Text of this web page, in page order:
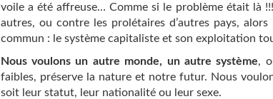
voile a été affreuse… Comme si le problème était là
autres, ou contre les prolétaires d’autres pays, alors
commun : le système capitaliste et son exploitation
Nous voulons un autre monde, un autre système,
faibles, préserve la nature et notre futur. Nous
soit leur statut, leur nationalité ou leur sexe.